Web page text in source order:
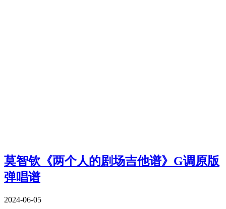
莫智钦《两个人的剧场吉他谱》G调原版
弹唱谱
2024-06-05